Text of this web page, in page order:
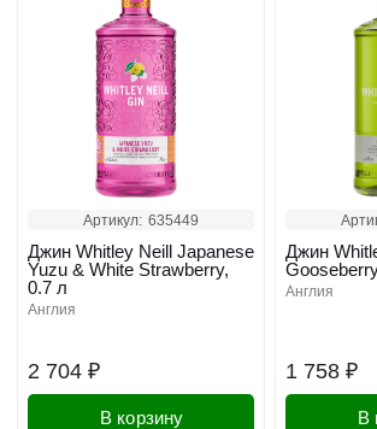
Артикул: 635449
2 704 ₽
Джин Whitley Neill Japanese
Yuzu & White Strawberry,
0.7 л
англия
В корзину
1 758 ₽
Джин
англия
В